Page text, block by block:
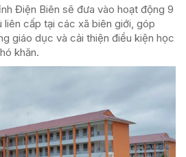
Điện Biên sẽ đưa vào hoạt động 9
liên cấp tại các xã biên giới, góp
giáo dục và cải thiện điều kiện học
khăn.